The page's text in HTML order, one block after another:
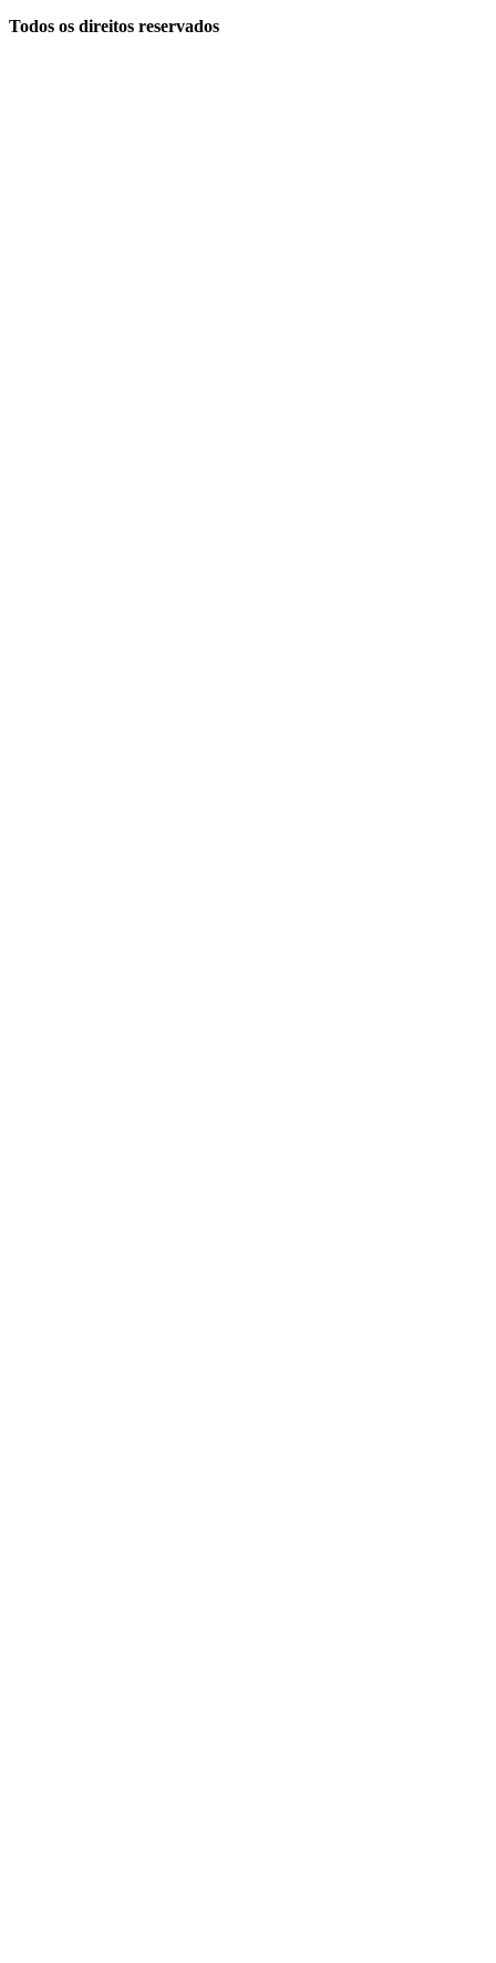
Todos os direitos reservados